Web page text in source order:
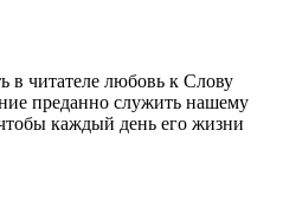
в читателе любовь к Слову
преданно служить нашему
каждый день его жизни